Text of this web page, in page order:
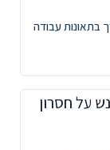
בתאונות עבודה